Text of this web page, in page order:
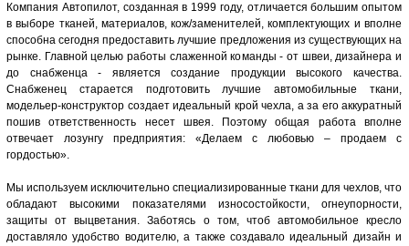
Компания Автопилот, созданная в 1999 году, отличается большим опытом
в выборе тканей, материалов, кож/заменителей, комплектующих и вполне
способна сегодня предоставить лучшие предложения из существующих на
рынке. Главной целью работы слаженной команды - от швеи, дизайнера и
до снабженца - является создание продукции высокого качества.
Снабженец старается подготовить лучшие автомобильные ткани,
модельер-конструктор создает идеальный крой чехла, а за его аккуратный
пошив ответственность несет швея. Поэтому общая работа вполне
отвечает лозунгу предприятия: «Делаем с любовью – продаем с
гордостью».
Мы используем исключительно специализированные ткани для чехлов, что
обладают высокими показателями износостойкости, огнеупорности,
защиты от выцветания. Заботясь о том, чтоб автомобильное кресло
доставляло удобство водителю, а также создавало идеальный дизайн и